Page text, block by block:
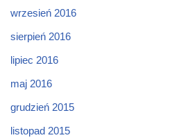
wrzesień 2016
sierpień 2016
lipiec 2016
maj 2016
grudzień 2015
listopad 2015